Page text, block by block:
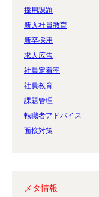
採用課題
新入社員教育
新卒採用
求人広告
社員定着率
社員教育
課題管理
転職者アドバイス
面接対策
メタ情報